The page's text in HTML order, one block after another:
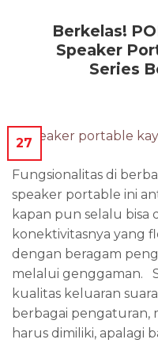
Berkelas!
Speaker
Series
27
Fungsionalitas di
speaker portable ini
kapan pun selalu bisa
konektivitasnya yang
dengan beragam
melalui genggaman.
kualitas keluaran
berbagai pengaturan,
harus dimiliki, apalagi